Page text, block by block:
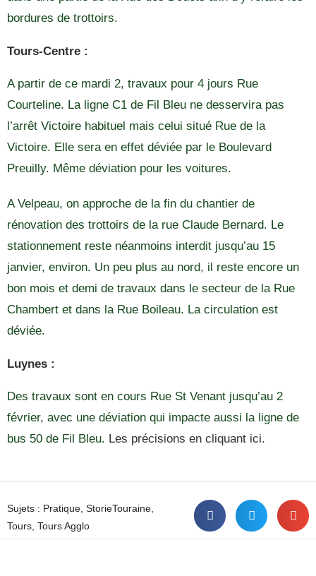
bordures de trottoirs.
Tours-Centre :
A partir de ce mardi 2, travaux pour 4 jours Rue
Courteline. La ligne C1 de Fil Bleu ne desservira pas
l’arrêt Victoire habituel mais celui situé Rue de la
Victoire. Elle sera en effet déviée par le Boulevard
Preuilly. Même déviation pour les voitures.
A Velpeau, on approche de la fin du chantier de
rénovation des trottoirs de la rue Claude Bernard. Le
stationnement reste néanmoins interdit jusqu’au 15
janvier, environ. Un peu plus au nord, il reste encore un
bon mois et demi de travaux dans le secteur de la Rue
Chambert et dans la Rue Boileau. La circulation est
déviée.
Luynes :
Des travaux sont en cours Rue St Venant jusqu’au 2
février, avec une déviation qui impacte aussi la ligne de
bus 50 de Fil Bleu. Les précisions en cliquant ici.
Sujets : Pratique StorieTouraine
Tours Tours Agglo